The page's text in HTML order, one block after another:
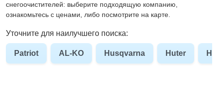
снегоочистителей: выберите подходящую компанию,
ознакомьтесь с ценами, либо посмотрите на карте.
Уточните для наилучшего поиска:
Patriot AL-KO Husqvarna Huter